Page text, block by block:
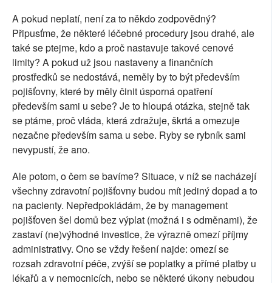
A pokud neplatí, není za to někdo zodpovědný?
Připusťme, že některé léčebné procedury jsou drahé, ale
také se ptejme, kdo a proč nastavuje takové cenové
limity? A pokud už jsou nastaveny a finančních
prostředků se nedostává, neměly by to být především
pojišťovny, které by měly činit úsporná opatření
především sami u sebe? Je to hloupá otázka, stejně tak
se ptáme, proč vláda, která zdražuje, škrtá a omezuje
nezačne především sama u sebe. Ryby se rybník sami
nevypustí, že ano.
Ale potom, o čem se bavíme? Situace, v níž se nacházejí
všechny zdravotní pojišťovny budou mít jediný dopad a to
na pacienty. Nepředpokládám, že by management
pojišťoven šel domů bez výplat (možná i s odměnami), že
zastaví (ne)výhodné investice, že výrazně omezí příjmy
administrativy. Ono se vždy řešení najde: omezí se
rozsah zdravotní péče, zvýší se poplatky a přímé platby u
lékařů a v nemocnicích, nebo se některé úkony nebudou